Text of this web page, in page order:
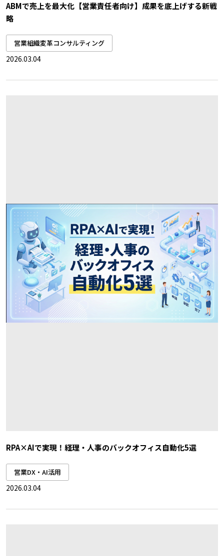
ABMで売上を最大化【営業責任者向け】成果を底上げする新戦
略
営業組織変革コンサルティング
2026.03.04
RPA×AIで実現！経理・人事のバックオフィス自動化5選
営業DX・AI活用
2026.03.04